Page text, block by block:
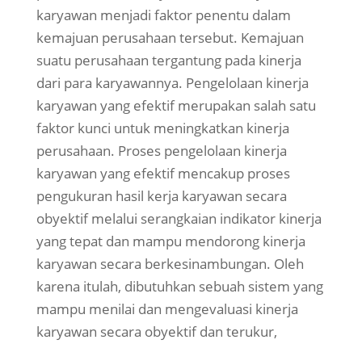
karyawan menjadi faktor penentu dalam
kemajuan perusahaan tersebut. Kemajuan
suatu perusahaan tergantung pada kinerja
dari para karyawannya. Pengelolaan kinerja
karyawan yang efektif merupakan salah satu
faktor kunci untuk meningkatkan kinerja
perusahaan. Proses pengelolaan kinerja
karyawan yang efektif mencakup proses
pengukuran hasil kerja karyawan secara
obyektif melalui serangkaian indikator kinerja
yang tepat dan mampu mendorong kinerja
karyawan secara berkesinambungan. Oleh
karena itulah, dibutuhkan sebuah sistem yang
mampu menilai dan mengevaluasi kinerja
karyawan secara obyektif dan terukur,